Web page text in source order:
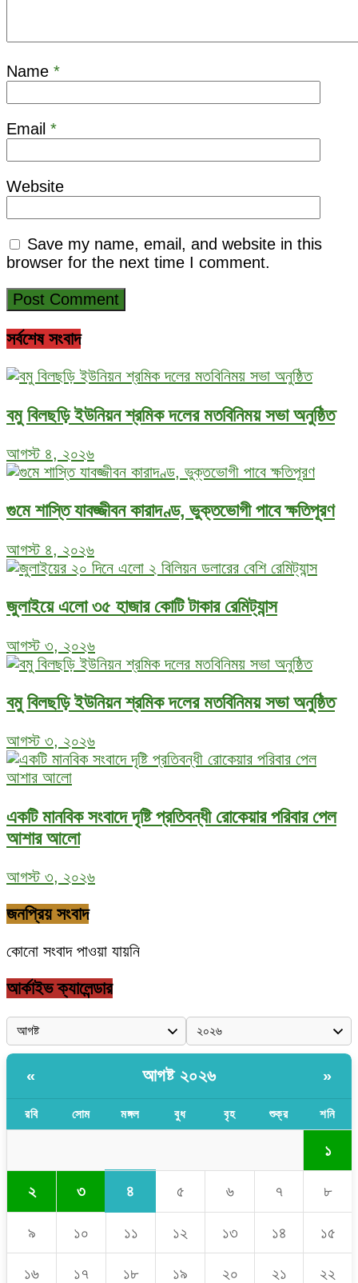
Name *
Email *
Website
Save my name, email, and website in this
browser for the next time I comment.
সর্বশেষ সংবাদ
বমু বিলছড়ি ইউনিয়ন শ্রমিক দলের মতবিনিময় সভা অনুষ্ঠিত
আগস্ট ৪, ২০২৬
গুমে শাস্তি যাবজ্জীবন কারাদণ্ড, ভুক্তভোগী পাবে ক্ষতিপূরণ
আগস্ট ৪, ২০২৬
জুলাইয়ে এলো ৩৫ হাজার কোটি টাকার রেমিট্যান্স
আগস্ট ৩, ২০২৬
বমু বিলছড়ি ইউনিয়ন শ্রমিক দলের মতবিনিময় সভা অনুষ্ঠিত
আগস্ট ৩, ২০২৬
একটি মানবিক সংবাদে দৃষ্টি প্রতিবন্ধী রোকেয়ার পরিবার পেল
আশার আলো
আগস্ট ৩, ২০২৬
জনপ্রিয় সংবাদ
কোনো সংবাদ পাওয়া যায়নি
আর্কাইভ ক্যালেন্ডার
« আগষ্ট ২০২৬ »
রবি সোম মঙ্গল বুধ বৃহ শুক্র শনি
১
২ ৩ ৪ ৫ ৬ ৭ ৮
৯ ১০ ১১ ১২ ১৩ ১৪ ১৫
১৬ ১৭ ১৮ ১৯ ২০ ২১ ২২